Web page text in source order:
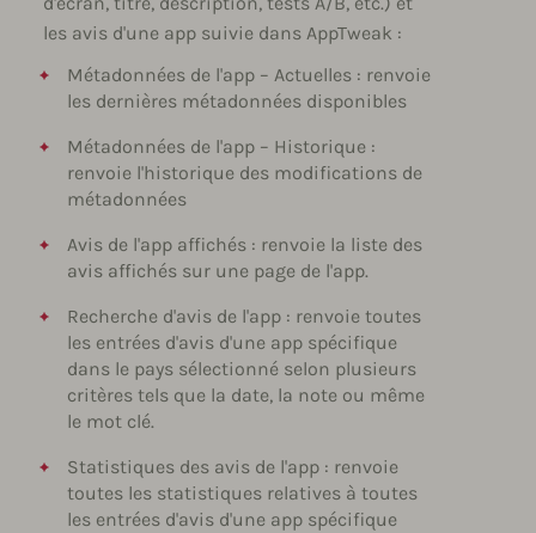
les avis d'une app suivie dans AppTweak :
Métadonnées de l'app – Actuelles : renvoie
les dernières métadonnées disponibles
Métadonnées de l'app – Historique :
renvoie l'historique des modifications de
métadonnées
Avis de l'app affichés : renvoie la liste des
avis affichés sur une page de l'app.
Recherche d'avis de l'app : renvoie toutes
les entrées d'avis d'une app spécifique
dans le pays sélectionné selon plusieurs
critères tels que la date, la note ou même
le mot clé.
Statistiques des avis de l'app : renvoie
toutes les statistiques relatives à toutes
les entrées d'avis d'une app spécifique